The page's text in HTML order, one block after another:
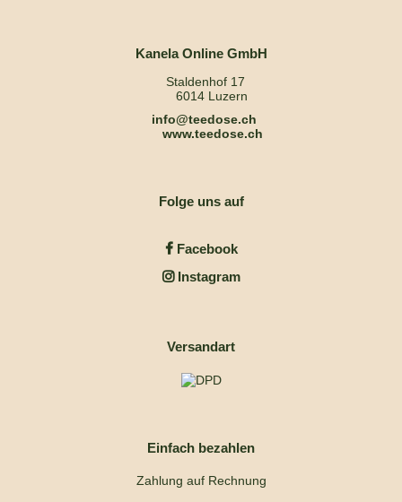
Kanela Online GmbH
Staldenhof 17
6014 Luzern
info@teedose.ch
www.teedose.ch
Folge uns auf
Facebook
Instagram
Versandart
Einfach bezahlen
Zahlung auf Rechnung